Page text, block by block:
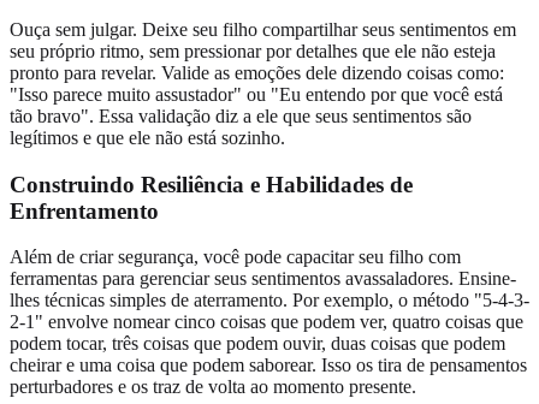
Ouça sem julgar. Deixe seu filho compartilhar seus sentimentos em
seu próprio ritmo, sem pressionar por detalhes que ele não esteja
pronto para revelar. Valide as emoções dele dizendo coisas como:
"Isso parece muito assustador" ou "Eu entendo por que você está
tão bravo". Essa validação diz a ele que seus sentimentos são
legítimos e que ele não está sozinho.
Construindo Resiliência e Habilidades de
Enfrentamento
Além de criar segurança, você pode capacitar seu filho com
ferramentas para gerenciar seus sentimentos avassaladores. Ensine-
lhes técnicas simples de aterramento. Por exemplo, o método "5-4-3-
2-1" envolve nomear cinco coisas que podem ver, quatro coisas que
podem tocar, três coisas que podem ouvir, duas coisas que podem
cheirar e uma coisa que podem saborear. Isso os tira de pensamentos
perturbadores e os traz de volta ao momento presente.